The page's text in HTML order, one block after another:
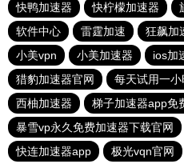
快鸭加速器
快柠檬加速器
软件中心
雷霆加速 狂飙加
小美vpn
小美加速器 ios加
猎豹加速器官网
每天试用一小
西柚加速器
梯子加速器app免
暴雪vp永久免费加速器下载官网
快连加速器app
极光vqn官网